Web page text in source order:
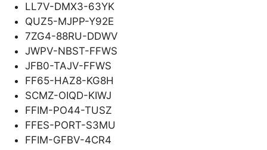
LL7V-DMX3-63YK
QUZ5-MJPP-Y92E
7ZG4-88RU-DDWV
JWPV-NBST-FFWS
JFB0-TAJV-FFWS
FF65-HAZ8-KG8H
SCMZ-OIQD-KIWJ
FFIM-PO44-TUSZ
FFES-PORT-S3MU
FFIM-GFBV-4CR4